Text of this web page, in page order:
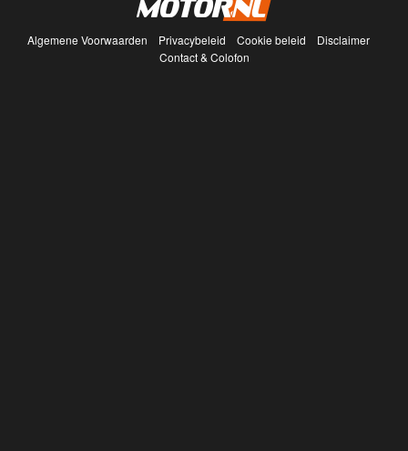
Algemene Voorwaarden Privacybeleid Cookie beleid
Disclaimer
Contact & Colofon